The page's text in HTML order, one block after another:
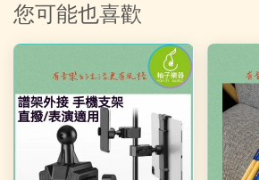
您可能也喜歡